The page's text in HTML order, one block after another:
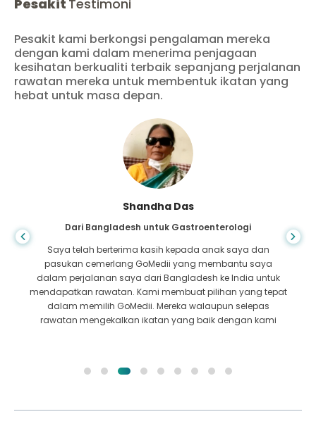
Pesakit Testimoni
Pesakit kami berkongsi pengalaman mereka
dengan kami dalam menerima penjagaan
kesihatan berkualiti terbaik sepanjang perjalanan
rawatan mereka untuk membentuk ikatan yang
hebat untuk masa depan.
Shandha Das
Dari Bangladesh untuk Gastroenterologi
Saya telah berterima kasih kepada anak saya dan
pasukan cemerlang GoMedii yang membantu saya
dalam perjalanan saya dari Bangladesh ke India untuk
mendapatkan rawatan. Kami membuat pilihan yang tepat
dalam memilih GoMedii. Mereka walaupun selepas
rawatan mengekalkan ikatan yang baik dengan kami